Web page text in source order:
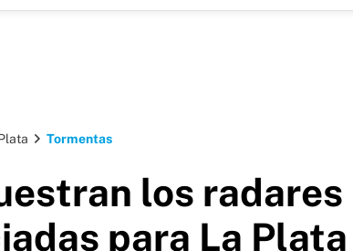
Tormentas
los
para La